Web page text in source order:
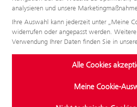
analysieren und unsere
Ihre Auswahl kann jederzeit unter „Meine
widerrufen oder angepasst werden.
Verwendung Ihrer Daten finden Sie in
Alle Cookies
Meine Cookie-